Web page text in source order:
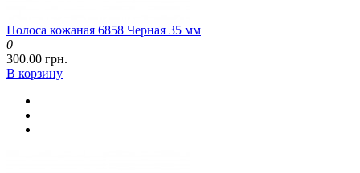
Полоса кожаная 6858 Черная 35 мм
0
300.00 грн.
В корзину